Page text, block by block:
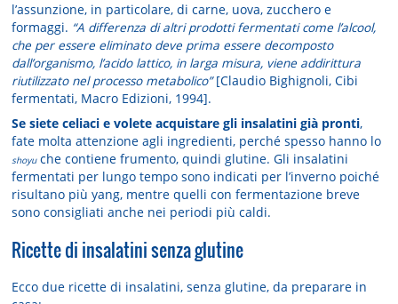
l’assunzione, in particolare, di carne, uova, zucchero e
formaggi. “A differenza di altri prodotti fermentati come l’alcool,
che per essere eliminato deve prima essere decomposto
dall’organismo, l’acido lattico, in larga misura, viene addirittura
riutilizzato nel processo metabolico”[Claudio Bighignoli, Cibi
fermentati, Macro Edizioni, 1994].
Se siete celiaci e volete acquistare gli insalatini già pronti,
fate molta attenzione agli ingredienti, perché spesso hanno lo
shoyuche contiene frumento, quindi glutine. Gli insalatini
fermentati per lungo tempo sono indicati per l’inverno poiché
risultano più yang, mentre quelli con fermentazione breve
sono consigliati anche nei periodi più caldi.
Ricette di insalatini senza glutine
Ecco due ricette di insalatini, senza glutine, da preparare in